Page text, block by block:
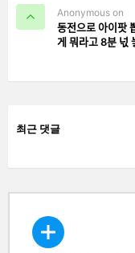
Anonymous on
동전으로
게 뭐라고 8분 넋
최근 댓글